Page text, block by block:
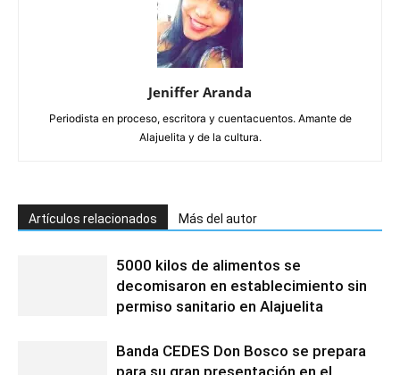
Jeniffer Aranda
Periodista en proceso, escritora y cuentacuentos. Amante de
Alajuelita y de la cultura.
Artículos relacionados Más del autor
5000 kilos de alimentos se
decomisaron en establecimiento sin
permiso sanitario en Alajuelita
Banda CEDES Don Bosco se prepara
para su gran presentación en el